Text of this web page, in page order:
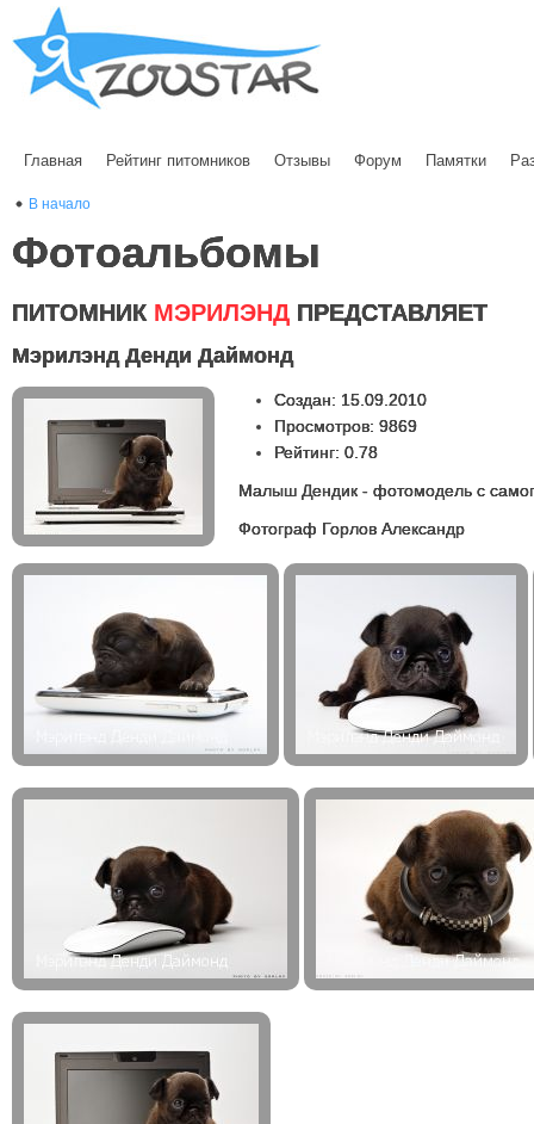
Главная Рейтинг питомников Отзывы Форум Памятки
В начало
Фотоальбомы
ПИТОМНИК МЭРИЛЭНД ПРЕДСТАВЛЯЕТ
Мэрилэнд Денди Даймонд
Создан: 15.09.2010
Просмотров: 9869
Рейтинг: 0.78
Малыш Дендик - фотомодель с
Фотограф Горлов Александр